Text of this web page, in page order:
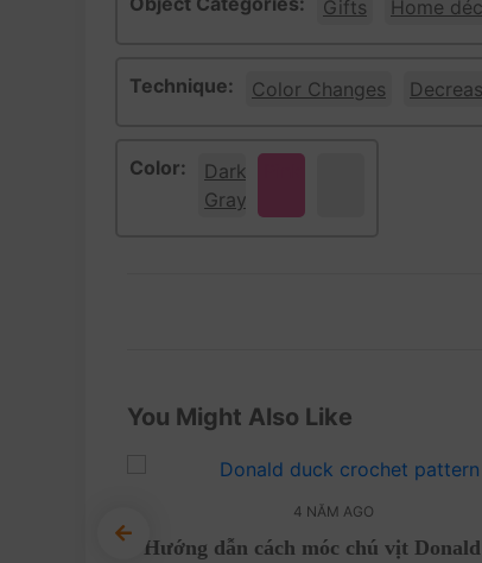
Gifts Home
Technique: Color Changes
Color:
Dark
Gray
You Might Also Like
4 NĂM AGO
Hướng dẫn cách móc chú vịt